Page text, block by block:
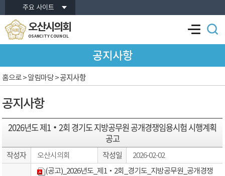
본문바로가기주요 사이트
오산시의회
OSANCITY COUNCIL
공지사항
공지사항
홈으로> 알림마당 >공지사항
2026년도 제1‧2회 경기도 지방공무원 공개경쟁임용시험 시행계획
공고
작성자 오산시의회 작성일 2026-02-02
(공고)_2026년도_제1‧2회_경기도_지방공무원_공개경쟁